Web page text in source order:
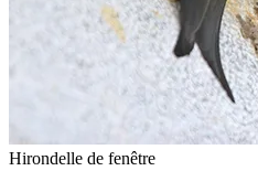
Hirondelle de fenêtre